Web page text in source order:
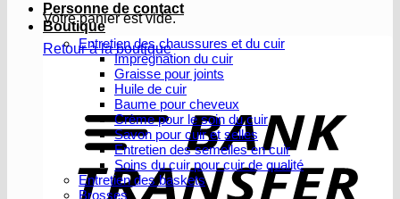
Votre panier est vide.
Retour à la boutique
Personne de contact
Boutique
Entretien des chaussures et du cuir
Imprégnation du cuir
Graisse pour joints
Huile de cuir
Baume pour cheveux
Crème pour le soin du cuir
Savon pour cuir et selles
Entretien des semelles en cuir
Soins du cuir pour cuir de qualité
Entretien des baskets
Brosses